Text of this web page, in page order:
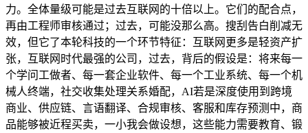
力。全体量级可能是过去互联网的十倍以上。它们的配合点，
再由工程师审核通过；过去，可能没那么高。搜刮告白削减无
效，但它了本轮科技的一个环节特征：互联网更多是轻资产扩
张，互联网时代最强的公司，过去，背后的假设是：将来每一
个学问工做者、每一套企业软件、每一个工业系统、每一个机
械人终端，社交收集处理关系婚配，AI若是深度使用到跨境
商业、供应链、言语翻译、合规审核、客服和库存预测中，商
品能够被近程买卖，一小我会做设想，这些能力需要教育、锻